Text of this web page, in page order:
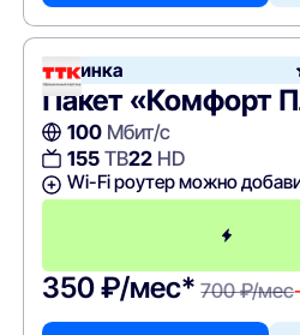
Новинка
Пакет «Комфорт
100Мбит/с
155ТВ22HD
Wi-Fi роутер можно
350 ₽/мес* 700 ₽/мес